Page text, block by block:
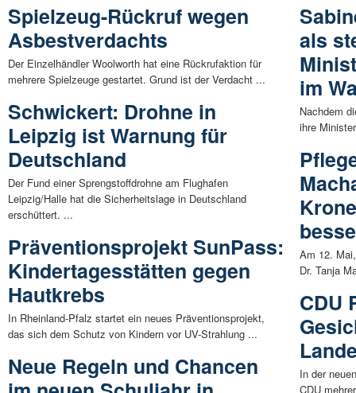
Spielzeug-Rückruf wegen
Asbestverdachts
Der Einzelhändler Woolworth hat eine Rückrufaktion für
mehrere Spielzeuge gestartet. Grund ist der Verdacht ...
Schwickert: Drohne in
Leipzig ist Warnung für
Deutschland
Der Fund einer Sprengstoffdrohne am Flughafen
Leipzig/Halle hat die Sicherheitslage in Deutschland
erschüttert. ...
Präventionsprojekt SunPass:
Kindertagesstätten gegen
Hautkrebs
In Rheinland-Pfalz startet ein neues Präventionsprojekt,
das sich dem Schutz von Kindern vor UV-Strahlung ...
Neue Regeln und Chancen
als
im
Nachdem
ihre
Am 12.
Dr. Tanja
CDU
In der
CDU